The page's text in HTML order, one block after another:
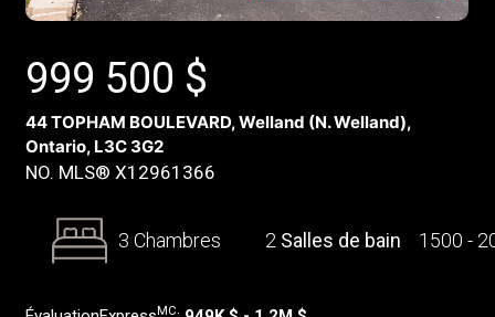
999 500 $
44 TOPHAM BOULEVARD, Welland (N. Welland),
Ontario, L3C 3G2
NO. MLS® X12961366
3 Chambres 2 Salles de bain 1500 -
MC